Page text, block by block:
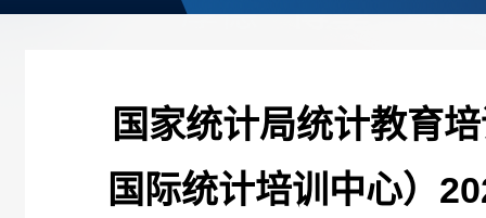
国家统计局统计教育
国际统计培训中心）